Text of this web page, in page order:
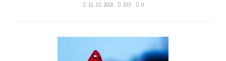
11. 12. 2018 103 0